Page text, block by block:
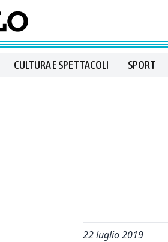
CULTURA E SPETTACOLI SPORT
22 luglio 2019